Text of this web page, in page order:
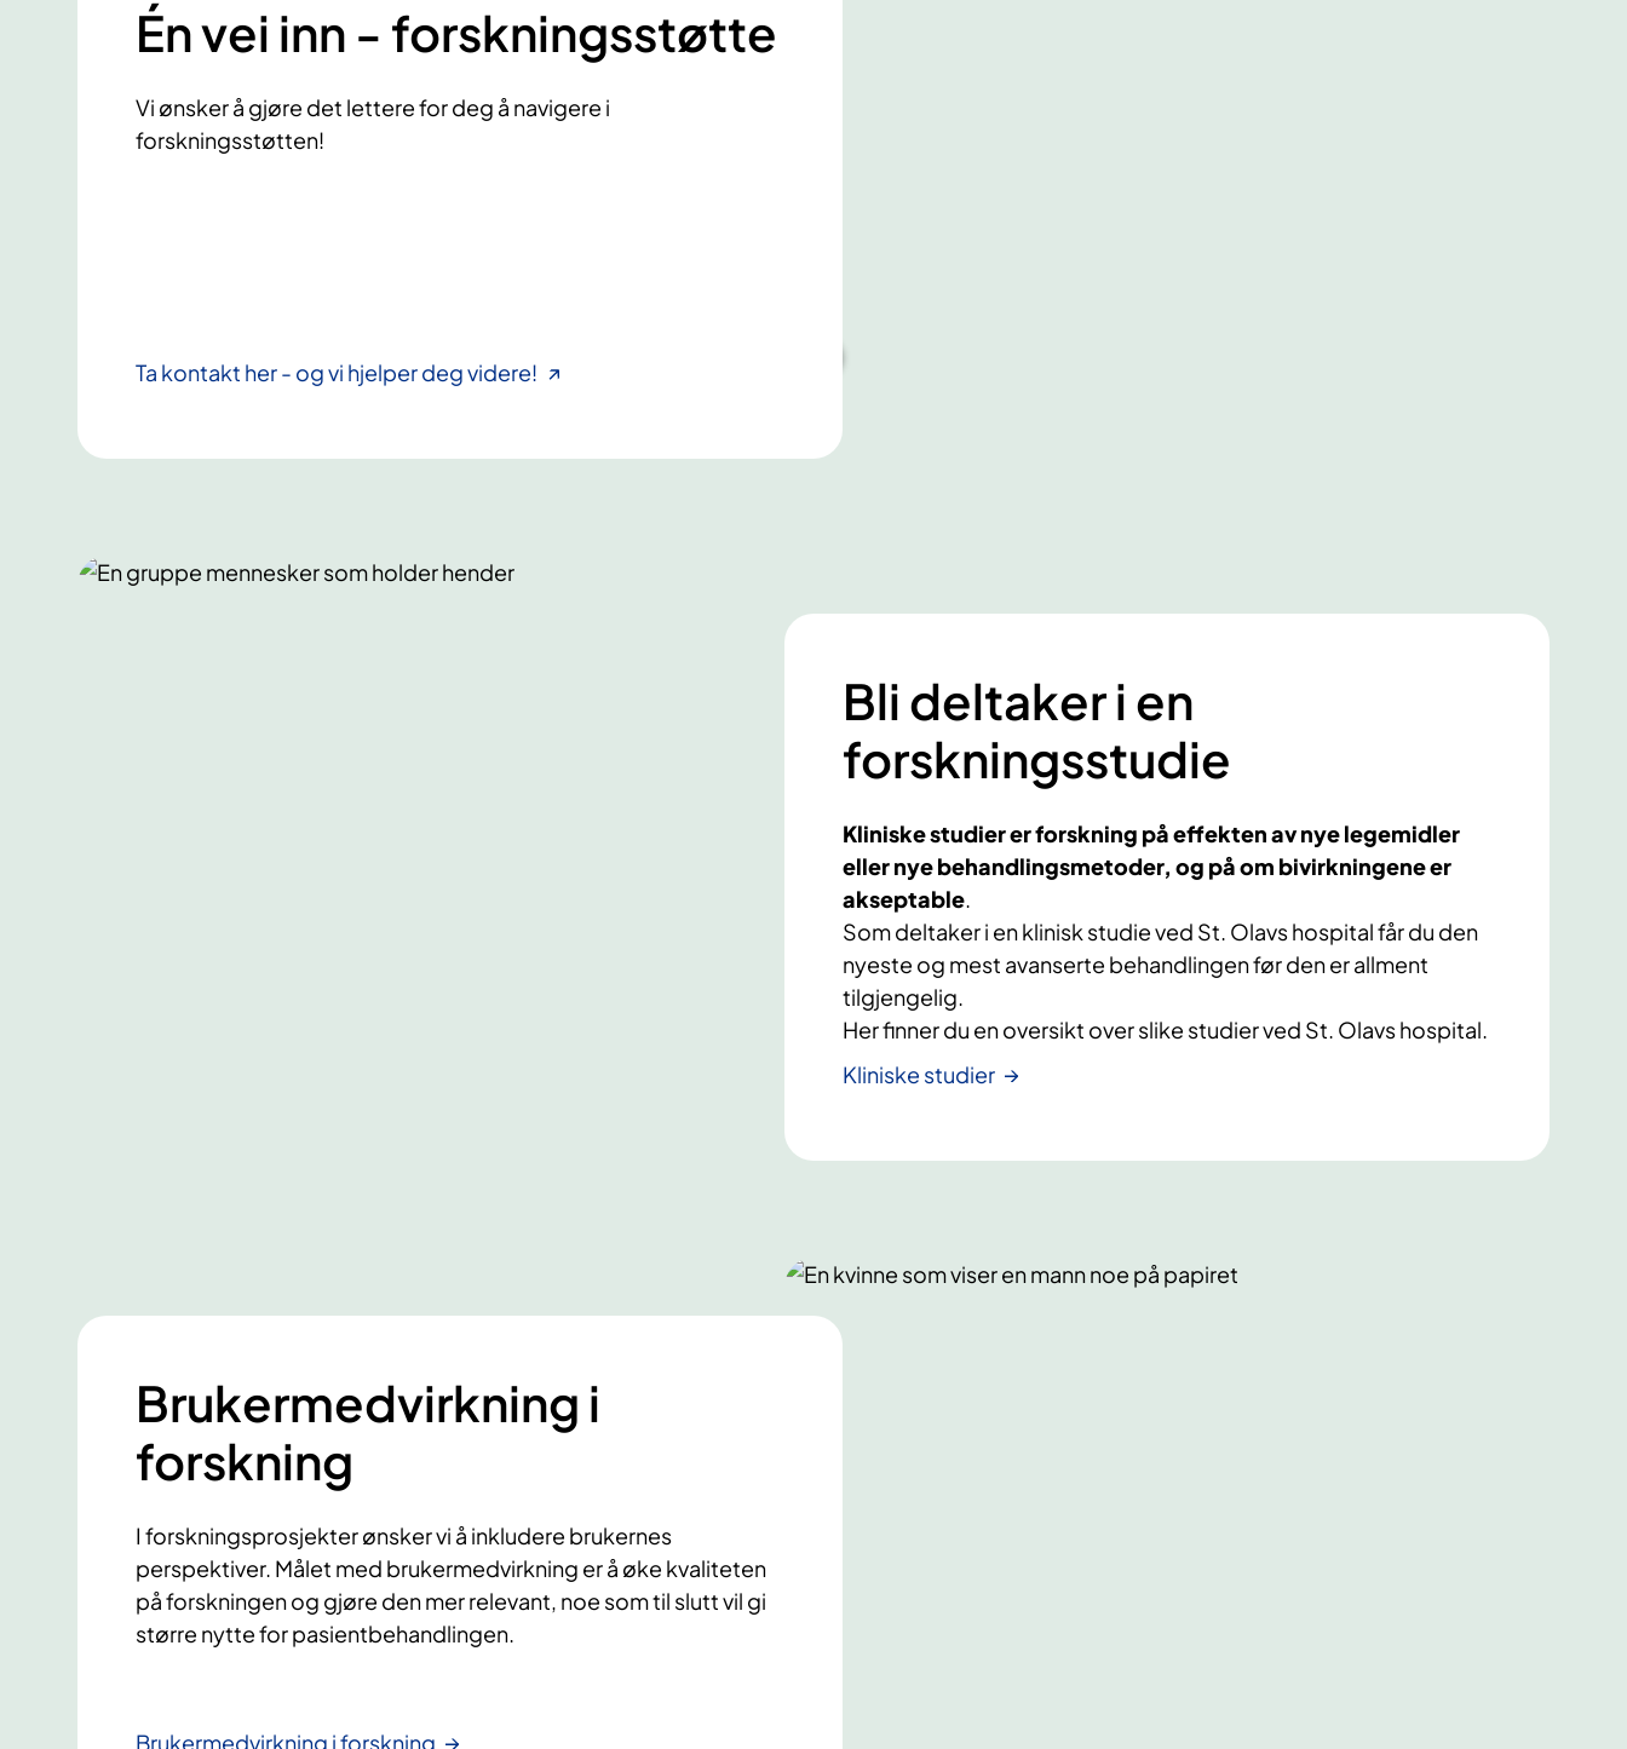
Én vei inn - forskningsstøtte
Vi ønsker å gjøre det lettere for deg å navigere i
forskningsstøtten!
Ta kontakt her - og vi hjelper deg videre!
Bli deltaker i en
forskningsstudie
Kliniske studier er forskning på effekten av nye legemidler
eller nye behandlingsmetoder, og på om bivirkningene er
akseptable.
Som deltaker i en klinisk studie ved St. Olavs hospital får du den
nyeste og mest avanserte behandlingen før den er allment
tilgjengelig.
Her finner du en oversikt over slike studier ved St. Olavs hospital.
Kliniske studier
Brukermedvirkning i
forskning
I forskningsprosjekter ønsker vi å inkludere brukernes
perspektiver. Målet med brukermedvirkning er å øke kvaliteten
på forskningen og gjøre den mer relevant, noe som til slutt vil gi
større nytte for pasientbehandlingen.
Brukermedvirkning i forskning